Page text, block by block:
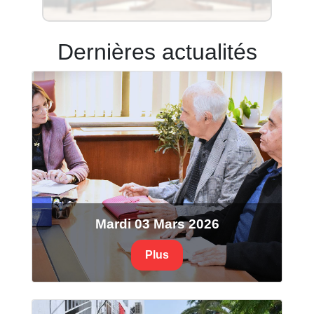
Dernières actualités
Mardi 03 Mars 2026
Plus